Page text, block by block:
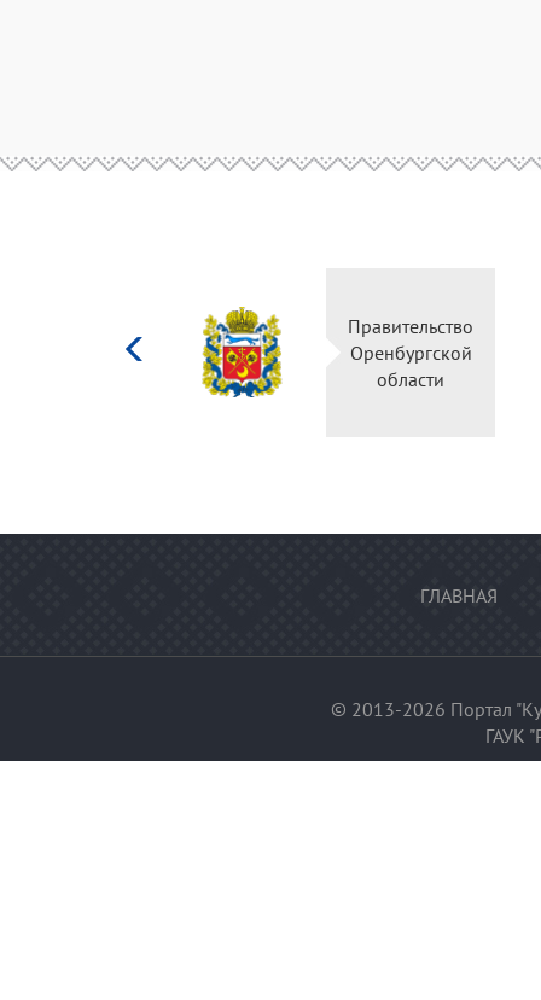
Правительство
Оренбургской
области
ГЛАВНАЯ
© 2013-2026 Портал
ГАУК